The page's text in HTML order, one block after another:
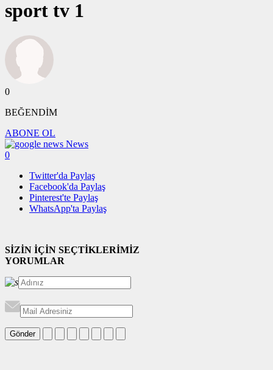
sport tv 1
0
BEĞENDİM
ABONE OL
News
0
Twitter'da Paylaş
Facebook'da Paylaş
Pinterest'te Paylaş
WhatsApp'ta Paylaş
SİZİN İÇİN SEÇTİKLERİMİZ
YORUMLAR
Gönder